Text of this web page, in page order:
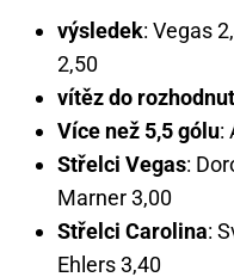
výsledek: Vegas
2,50
vítěz do
Více než 5,5 gólu:
Střelci Vegas:
Marner 3,00
Střelci Carolina:
Ehlers 3,40